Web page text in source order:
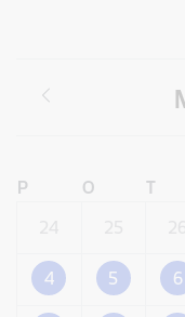
P O T
4 5 6